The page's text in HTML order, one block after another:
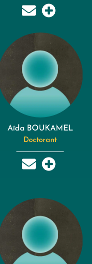
Aïda BOUKAMEL
Doctorant